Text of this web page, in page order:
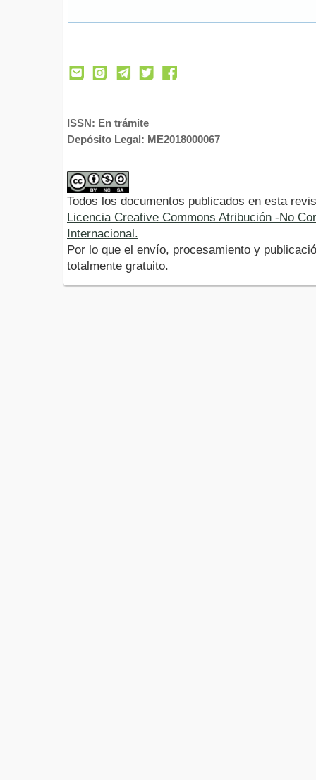
ISSN: En trámite
Depósito Legal: ME2018000067
Todos los documentos publicados en esta
Licencia Creative Commons Atribución -No
Internacional.
Por lo que el envío, procesamiento y
totalmente gratuito.